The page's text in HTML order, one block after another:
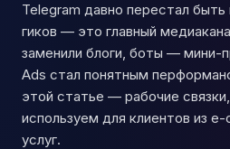
Telegram давно перестал
гиков — это главный
заменили блоги, боты — мини-
Ads стал понятным
этой статье — рабочие
используем для клиентов из
услуг.